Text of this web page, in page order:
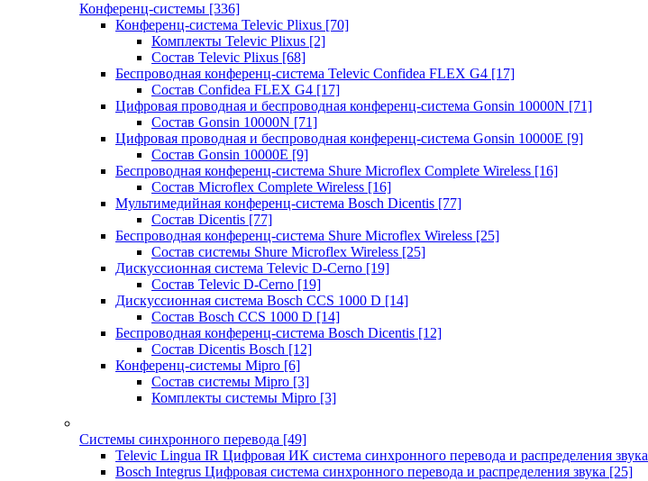
Конференц-системы [336]
Конференц-система Televic Plixus [70]
Комплекты Televic Plixus [2]
Состав Televic Plixus [68]
Беспроводная конференц-система Televic Confidea FLEX G4 [17]
Состав Confidea FLEX G4 [17]
Цифровая проводная и беспроводная конференц-система Gonsin 10000N [71]
Состав Gonsin 10000N [71]
Цифровая проводная и беспроводная конференц-система Gonsin 10000E [9]
Состав Gonsin 10000E [9]
Беспроводная конференц-система Shure Microflex Complete Wireless [16]
Состав Microflex Complete Wireless [16]
Мультимедийная конференц-система Bosch Dicentis [77]
Состав Dicentis [77]
Беспроводная конференц-система Shure Microflex Wireless [25]
Состав системы Shure Microflex Wireless [25]
Дискуссионная система Televic D-Cerno [19]
Состав Televic D-Cerno [19]
Дискуссионная система Bosch CCS 1000 D [14]
Состав Bosch CCS 1000 D [14]
Беспроводная конференц-система Bosch Dicentis [12]
Состав Dicentis Bosch [12]
Конференц-системы Mipro [6]
Состав системы Mipro [3]
Комплекты системы Mipro [3]
Системы синхронного перевода [49]
Televic Lingua IR Цифровая ИК система синхронного перевода и распределения звука
Bosch Integrus Цифровая система синхронного перевода и распределения звука [25]